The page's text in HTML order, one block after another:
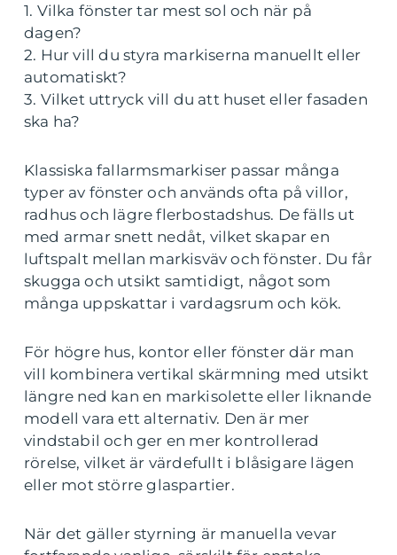
1. Vilka fönster tar mest sol och när på
dagen?
2. Hur vill du styra markiserna manuellt eller
automatiskt?
3. Vilket uttryck vill du att huset eller fasaden
ska ha?
Klassiska fallarmsmarkiser passar många
typer av fönster och används ofta på villor,
radhus och lägre flerbostadshus. De fälls ut
med armar snett nedåt, vilket skapar en
luftspalt mellan markisväv och fönster. Du får
skugga och utsikt samtidigt, något som
många uppskattar i vardagsrum och kök.
För högre hus, kontor eller fönster där man
vill kombinera vertikal skärmning med utsikt
längre ned kan en markisolette eller liknande
modell vara ett alternativ. Den är mer
vindstabil och ger en mer kontrollerad
rörelse, vilket är värdefullt i blåsigare lägen
eller mot större glaspartier.
När det gäller styrning är manuella vevar